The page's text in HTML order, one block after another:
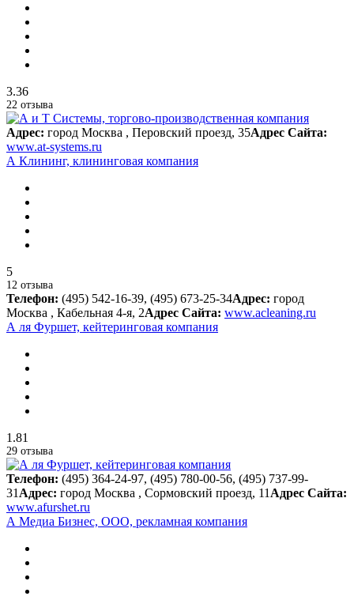
3.36
22 отзыва
Адрес: город Москва , Перовский проезд, 35Адрес Сайта:
www.at-systems.ru
А Клининг, клининговая компания
5
12 отзыва
Телефон: (495) 542-16-39, (495) 673-25-34Адрес: город
Москва , Кабельная 4-я, 2Адрес Сайта: www.acleaning.ru
А ля Фуршет, кейтеринговая компания
1.81
29 отзыва
Телефон: (495) 364-24-97, (495) 780-00-56, (495) 737-99-
31 Адрес: город Москва , Сормовский проезд, 11 Адрес Сайта:
www.afurshet.ru
А Медиа Бизнес, ООО, рекламная компания